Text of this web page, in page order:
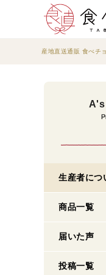
産地直送通販 食べチ
生産者につ
商品一覧
届いた声
投稿一覧